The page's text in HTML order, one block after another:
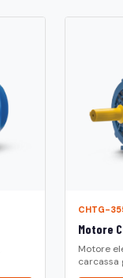
CHTG-
Motore
Motore
carcassa